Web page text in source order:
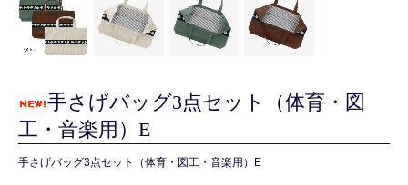
手さげバッグ3点セット（体育・図
工・音楽用）E
手さげバッグ3点セット（体育・図工・音楽用）E